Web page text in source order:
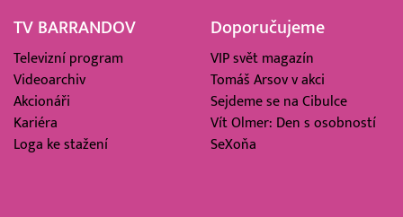
TV BARRANDOV
Televizní program
Videoarchiv
Akcionáři
Kariéra
Loga ke stažení
Doporučujeme
VIP svět magazín
Tomáš Arsov v akci
Sejdeme se na Cibulce
Vít Olmer: Den s osobností
SeXoňa